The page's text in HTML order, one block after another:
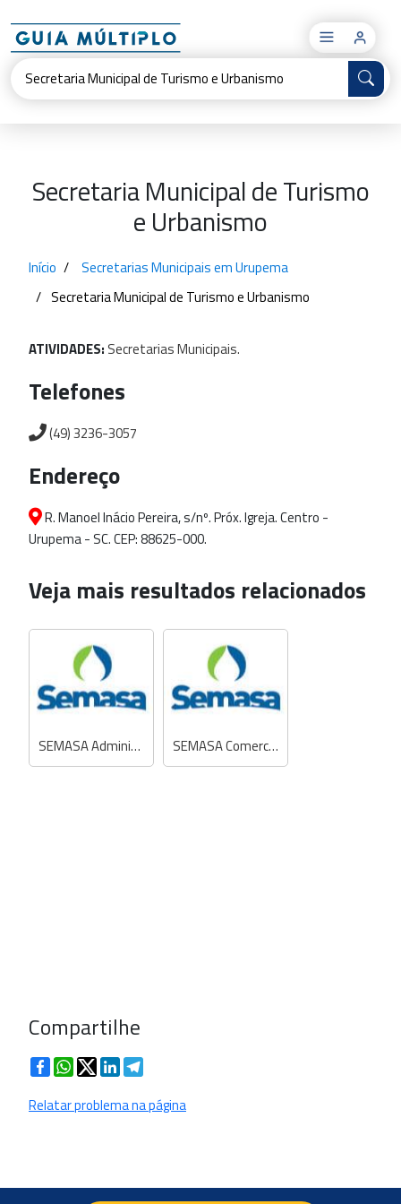
×
Secretaria Municipal de Turismo
e Urbanismo
Início
Secretarias Municipais em Urupema
Secretaria Municipal de Turismo e Urbanismo
ATIVIDADES: SecretariasMunicipais.
Telefones
(49) 3236-3057
Endereço
R. Manoel Inácio Pereira, s/nº. Próx. Igreja. Centro -
Urupema - SC. CEP: 88625-000.
Veja mais resultados relacionados
SEMASA Administrativo - Secretaria Municipal de Água e Saneamento SEMASA Comercial - Secretaria Municipal de Água e Saneamento
Compartilhe
FacebookWhatsApp
TwitterLinkedIn
Relatar problema na página